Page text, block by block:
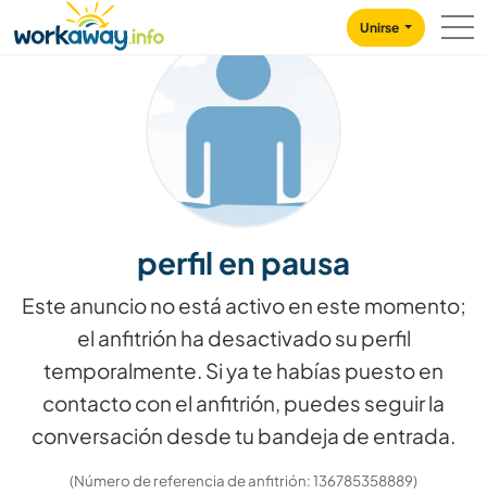
CONTENT
MAIN NAVIGATION
Unirse
perfil en pausa
Este anuncio no está activo en este momento;
el anfitrión ha desactivado su perfil
temporalmente. Si ya te habías puesto en
contacto con el anfitrión, puedes seguir la
conversación desde tu bandeja de entrada.
(Número de referencia de anfitrión: 136785358889)